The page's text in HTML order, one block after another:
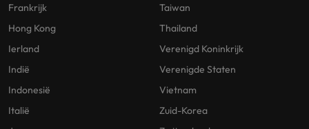
Frankrijk
Hong Kong
Ierland
Indië
Indonesië
Italië
Taiwan
Thailand
Verenigd Koninkrijk
Verenigde Staten
Vietnam
Zuid-Korea